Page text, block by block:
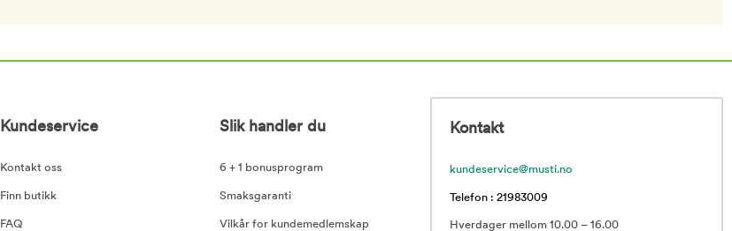
Kundeservice
Kontakt oss
Finn butikk
FAQ
Slik handler du
6 + 1 bonusprogram
Smaksgaranti
Vilkår for kundemedlemskap
Kontakt
kundeservice@musti.no
Telefon : 21983009
Hverdager mellom 10.00 – 16.00